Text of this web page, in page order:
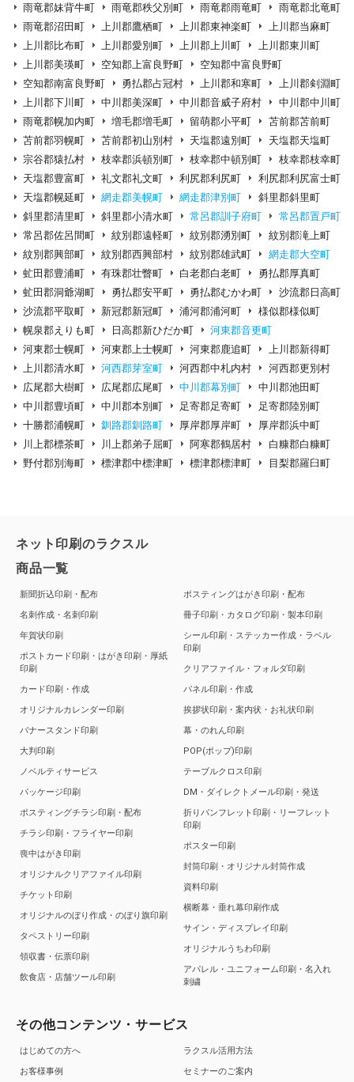
雨竜郡妹背牛町
雨竜郡秩父別町 雨竜郡雨竜町
雨竜郡北竜町
雨竜郡沼田町
上川郡鷹栖町 上川郡東神楽町
上川郡当麻町
上川郡比布町
上川郡愛別町 上川郡上川町
上川郡東川町
上川郡美瑛町
空知郡上富良野町
空知郡中富良野町
空知郡南富良野町
勇払郡占冠村 上川郡和寒町
上川郡剣淵町
上川郡下川町
中川郡美深町 中川郡音威子府村
中川郡中川町
雨竜郡幌加内町
増毛郡増毛町 留萌郡小平町
苫前郡苫前町
苫前郡羽幌町
苫前郡初山別村 天塩郡遠別町
天塩郡天塩町
宗谷郡猿払村
枝幸郡浜頓別町 枝幸郡中頓別町
枝幸郡枝幸町
天塩郡豊富町
礼文郡礼文町 利尻郡利尻町
利尻郡利尻富士町
天塩郡幌延町
網走郡美幌町 網走郡津別町
斜里郡斜里町
斜里郡清里町
斜里郡小清水町 常呂郡訓子府町
常呂郡置戸町
常呂郡佐呂間町
紋別郡遠軽町 紋別郡湧別町
紋別郡滝上町
紋別郡興部町
紋別郡西興部村 紋別郡雄武町
網走郡大空町
虻田郡豊浦町
有珠郡壮瞥町 白老郡白老町
勇払郡厚真町
虻田郡洞爺湖町
勇払郡安平町 勇払郡むかわ町
沙流郡日高町
沙流郡平取町
新冠郡新冠町 浦河郡浦河町
様似郡様似町
幌泉郡えりも町
日高郡新ひだか町
河東郡音更町
河東郡士幌町
河東郡上士幌町 河東郡鹿追町
上川郡新得町
上川郡清水町
河西郡芽室町 河西郡中札内村
河西郡更別村
広尾郡大樹町
広尾郡広尾町 中川郡幕別町
中川郡池田町
中川郡豊頃町
中川郡本別町 足寄郡足寄町
足寄郡陸別町
十勝郡浦幌町
釧路郡釧路町 厚岸郡厚岸町
厚岸郡浜中町
川上郡標茶町
川上郡弟子屈町 阿寒郡鶴居村
白糠郡白糠町
野付郡別海町
標津郡中標津町 標津郡標津町 目梨郡羅臼町
ネット印刷のラクスル
商品一覧
新聞折込印刷・配布
名刺作成・名刺印刷
年賀状印刷
ポストカード印刷・はがき印刷・厚紙
印刷
カード印刷・作成
オリジナルカレンダー印刷
バナースタンド印刷
大判印刷
ノベルティサービス
パッケージ印刷
ポスティングチラシ印刷・配布
チラシ印刷・フライヤー印刷
喪中はがき印刷
オリジナルクリアファイル印刷
チケット印刷
オリジナルのぼり作成・のぼり旗印刷
タペストリー印刷
領収書・伝票印刷
飲食店・店舗ツール印刷
ポスティングはがき印刷・配布
冊子印刷・カタログ印刷・製本印刷
シール印刷・ステッカー作成・ラベル
印刷
クリアファイル・フォルダ印刷
パネル印刷・作成
挨拶状印刷・案内状・お礼状印刷
幕・のれん印刷
POP(ポップ)印刷
テーブルクロス印刷
DM・ダイレクトメール印刷・発送
折りパンフレット印刷・リーフレット
印刷
ポスター印刷
封筒印刷・オリジナル封筒作成
資料印刷
横断幕・垂れ幕印刷作成
サイン・ディスプレイ印刷
オリジナルうちわ印刷
アパレル・ユニフォーム印刷・名入れ
刺繍
その他コンテンツ・サービス
はじめての方へ
お客様事例
ラクスル活用方法
セミナーのご案内